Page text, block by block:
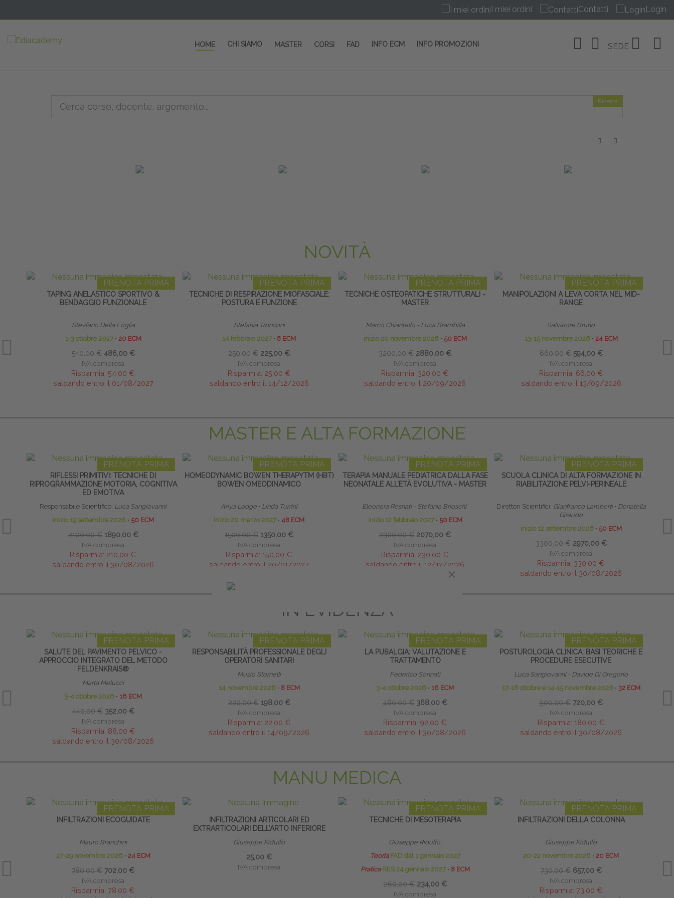
I miei ordini Contatti Login
HOME CHI SIAMO MASTER CORSI FAD INFO ECM INFO PROMOZIONI SEDE
Ricerca
NOVITÀ
PRENOTA PRIMA
TAPING ANELASTICO SPORTIVO &
BENDAGGIO FUNZIONALE
Stevfano Della Foglia
1-3 ottobre 2027 ∙ 20 ECM
540,00 € 486,00 €
IVA compresa
Risparmia: 54,00 €
saldando entro il 01/08/2027
PRENOTA PRIMA
TECNICHE DI RESPIRAZIONE MIOFASCIALE:
POSTURA E FUNZIONE
Stefania Tronconi
14 febbraio 2027 ∙ 8 ECM
250,00 € 225,00 €
IVA compresa
Risparmia: 25,00 €
saldando entro il 14/12/2026
PRENOTA PRIMA
TECNICHE OSTEOPATICHE STRUTTURALI -
MASTER
Marco Chiantello - Luca Brambilla
inizio 20 novembre 2026 ∙ 50 ECM
3200,00 € 2880,00 €
IVA compresa
Risparmia: 320,00 €
saldando entro il 20/09/2026
PRENOTA PRIMA
MANIPOLAZIONI A LEVA CORTA NEL MID-
RANGE
Salvatore Bruno
13-15 novembre 2026 ∙ 24 ECM
660,00 € 594,00 €
IVA compresa
Risparmia: 66,00 €
saldando entro il 13/09/2026
MASTER E ALTA FORMAZIONE
PRENOTA PRIMA
RIFLESSI PRIMITIVI: TECNICHE DI
RIPROGRAMMAZIONE MOTORIA, COGNITIVA
ED EMOTIVA
Responsabile Scientifico: Luca Sangiovanni
inizio 19 settembre 2026 ∙ 50 ECM
2100,00 € 1890,00 €
IVA compresa
Risparmia: 210,00 €
saldando entro il 30/08/2026
PRENOTA PRIMA
HOMEODYNAMIC BOWEN THERAPYTM (HBT)
BOWEN OMEODINAMICO
Ariya Lodge ∙ Linda Turrini
inizio 20 marzo 2027 ∙ 48 ECM
1500,00 € 1350,00 €
IVA compresa
Risparmia: 150,00 €
saldando entro il 20/01/2027
PRENOTA PRIMA
TERAPIA MANUALE PEDIATRICA DALLA FASE
NEONATALE ALL’ETÀ EVOLUTIVA - MASTER
Eleonora Resnati - Stefania Brioschi
inizio 12 febbraio 2027 ∙ 50 ECM
2300,00 € 2070,00 €
IVA compresa
Risparmia: 230,00 €
saldando entro il 12/12/2026
PRENOTA PRIMA
SCUOLA CLINICA DI ALTA FORMAZIONE IN
RIABILITAZIONE PELVI-PERINEALE
Direttori Scientifici: Gianfranco Lamberti ∙ Donatella
Giraudo
inizio 12 settembre 2026 ∙ 50 ECM
3300,00 € 2970,00 €
IVA compresa
Risparmia: 330,00 €
saldando entro il 30/08/2026
IN EVIDENZA
PRENOTA PRIMA
SALUTE DEL PAVIMENTO PELVICO -
APPROCCIO INTEGRATO DEL METODO
FELDENKRAIS®
Marta Melucci
3-4 ottobre 2026 ∙ 16 ECM
440,00 € 352,00 €
IVA compresa
Risparmia: 88,00 €
saldando entro il 30/08/2026
PRENOTA PRIMA
RESPONSABILITÀ PROFESSIONALE DEGLI
OPERATORI SANITARI
Muzio Stornelli
14 novembre 2026 ∙ 8 ECM
220,00 € 198,00 €
IVA compresa
Risparmia: 22,00 €
saldando entro il 14/09/2026
PRENOTA PRIMA
LA PUBALGIA: VALUTAZIONE E
TRATTAMENTO
Federico Sonnati
3-4 ottobre 2026 ∙ 16 ECM
460,00 € 368,00 €
IVA compresa
Risparmia: 92,00 €
saldando entro il 30/08/2026
PRENOTA PRIMA
POSTUROLOGIA CLINICA: BASI TEORICHE E
PROCEDURE ESECUTIVE
Luca Sangiovanni - Davide Di Gregorio
17-18 ottobre e 14-15 novembre 2026 ∙ 32 ECM
900,00 € 720,00 €
IVA compresa
Risparmia: 180,00 €
saldando entro il 30/08/2026
MANU MEDICA
PRENOTA PRIMA
INFILTRAZIONI ECOGUIDATE
Mauro Branchini
27-29 novembre 2026 ∙ 24 ECM
780,00 € 702,00 €
IVA compresa
Risparmia: 78,00 €
INFILTRAZIONI ARTICOLARI ED
EXTRARTICOLARI DELL’ARTO INFERIORE
Giuseppe Ridulfo
25,00 €
IVA compresa
PRENOTA PRIMA
TECNICHE DI MESOTERAPIA
Giuseppe Ridulfo
Teoria FAD dal 1 gennaio 2027
PraticaRES 24 gennaio 2027 ∙ 8 ECM
260,00 € 234,00 €
IVA compresa
PRENOTA PRIMA
INFILTRAZIONI DELLA COLONNA
Giuseppe Ridulfo
20-22 novembre 2026 ∙ 20 ECM
730,00 € 657,00 €
IVA compresa
Risparmia: 73,00 €
×